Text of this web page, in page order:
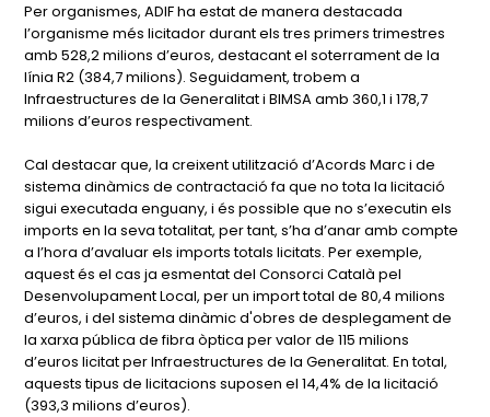
Per organismes, ADIF ha estat de manera destacada
l’organisme més licitador durant els tres primers trimestres
amb 528,2 milions d’euros, destacant el soterrament de la
línia R2 (384,7 milions). Seguidament, trobem a
Infraestructures de la Generalitat i BIMSA amb 360,1 i 178,7
milions d’euros respectivament.
Cal destacar que, la creixent utilització d’Acords Marc i de
sistema dinàmics de contractació fa que no tota la licitació
sigui executada enguany, i és possible que no s’executin els
imports en la seva totalitat, per tant, s’ha d’anar amb compte
a l’hora d’avaluar els imports totals licitats. Per exemple,
aquest és el cas ja esmentat del Consorci Català pel
Desenvolupament Local, per un import total de 80,4 milions
d’euros, i del sistema dinàmic d'obres de desplegament de
la xarxa pública de fibra òptica per valor de 115 milions
d’euros licitat per Infraestructures de la Generalitat. En total,
aquests tipus de licitacions suposen el 14,4% de la licitació
(393,3 milions d’euros).